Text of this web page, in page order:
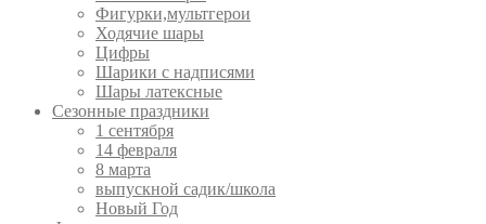
Фигурки,мультгерои
Ходячие шары
Цифры
Шарики с надписями
Шары латексные
Сезонные праздники
1 сентября
14 февраля
8 марта
выпускной садик/школа
Новый Год